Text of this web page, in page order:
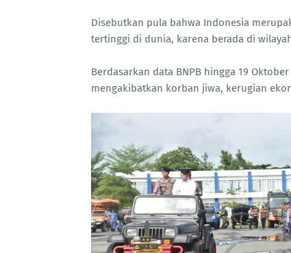
Disebutkan pula bahwa Indonesia
tertinggi di dunia, karena berada di
Berdasarkan data BNPB hingga 19
mengakibatkan korban jiwa, kerugian